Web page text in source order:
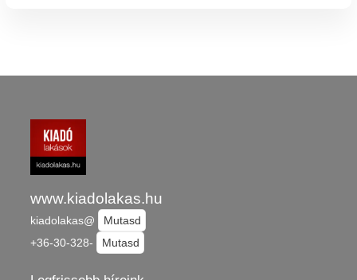
www.kiadolakas.hu
kiadolakas@
Mutasd
+36-30-328-
Mutasd